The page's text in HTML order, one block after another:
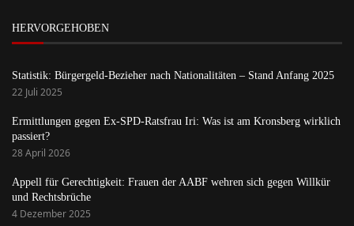
HERVORGEHOBEN
Statistik: Bürgergeld-Bezieher nach Nationalitäten – Stand Anfang 2025
22 Juli 2025
Ermittlungen gegen Ex-SPD-Ratsfrau Iri: Was ist am Kronsberg wirklich
passiert?
28 April 2026
Appell für Gerechtigkeit: Frauen der AABF wehren sich gegen Willkür
und Rechtsbrüche
4 Dezember 2025